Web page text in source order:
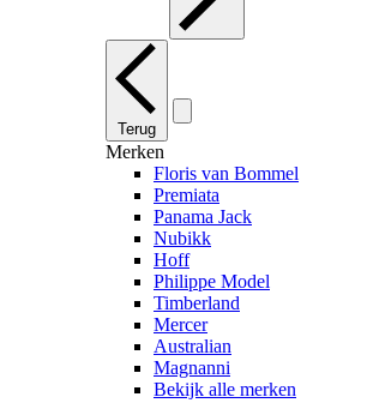
Terug
Merken
Floris van Bommel
Premiata
Panama Jack
Nubikk
Hoff
Philippe Model
Timberland
Mercer
Australian
Magnanni
Bekijk alle merken